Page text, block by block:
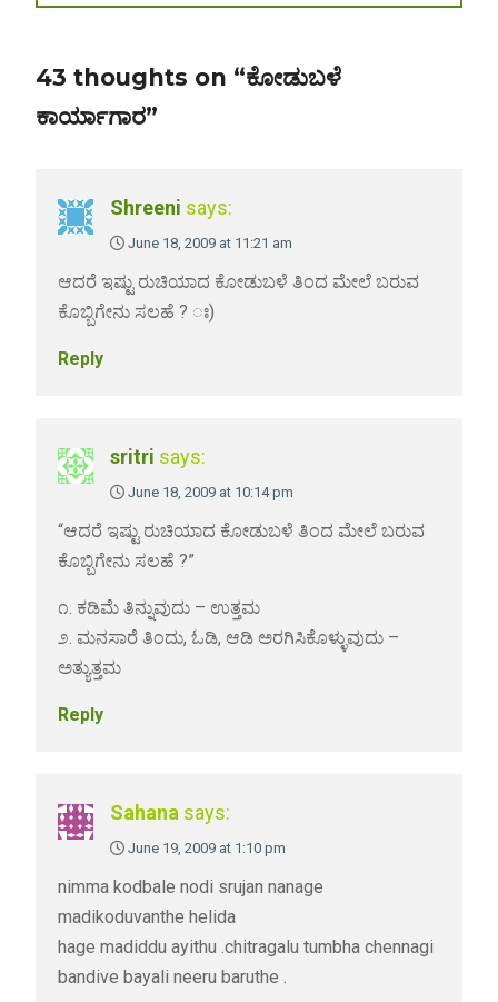
post:
43 thoughts on “ಕೋಡುಬಳೆ
ಕಾರ್ಯಾಗಾರ”
Shreeni says:
June 18, 2009 at 11:21 am
ಆದರೆ ಇಷ್ಟು ರುಚಿಯಾದ ಕೋಡುಬಳೆ ತಿಂದ ಮೇಲೆ ಬರುವ
ಕೊಬ್ಬಿಗೇನು ಸಲಹೆ ? ಃ)
Reply
sritri says:
June 18, 2009 at 10:14 pm
“ಆದರೆ ಇಷ್ಟು ರುಚಿಯಾದ ಕೋಡುಬಳೆ ತಿಂದ ಮೇಲೆ ಬರುವ
ಕೊಬ್ಬಿಗೇನು ಸಲಹೆ ?”
೧. ಕಡಿಮೆ ತಿನ್ನುವುದು – ಉತ್ತಮ
೨. ಮನಸಾರೆ ತಿಂದು, ಓಡಿ, ಆಡಿ ಅರಗಿಸಿಕೊಳ್ಳುವುದು –
ಅತ್ಯುತ್ತಮ
Reply
Sahana says:
June 19, 2009 at 1:10 pm
nimma kodbale nodi srujan nanage
madikoduvanthe helida
hage madiddu ayithu .chitragalu tumbha chennagi
bandive bayali neeru baruthe .